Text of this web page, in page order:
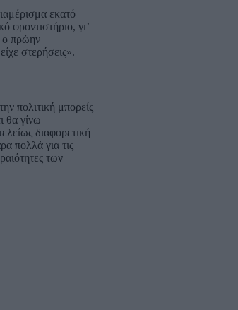
εκατό
φροντιστήριο, γι’
ο πρώην
στερήσεις».
πολιτική μπορείς
θα γίνω
διαφορετική
πολλά για τις
των